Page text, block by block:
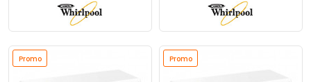
Promo Promo